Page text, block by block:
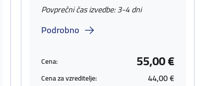
Povprečni čas izvedbe: 3-4 dni
Podrobno
Cena: 55,00 €
Cena za vzreditelje: 44,00 €